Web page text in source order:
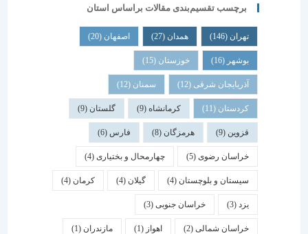
برچسب تقسیم‌بندی مقالات براساس استان
همدان اصفهان
خوزستان (15)
آذربایجان شرقی(12) سمنان
(11) کرمانشاه(9) گلستان
هرمزگان (8) فارس
خراسان رضوی(5) چهارمحال و بختیاری (4)
سیستان و بلوچستان(4) گیلان کرمان
خراسان جنوبی(3)
خراسان شمالی(2) اهواز مازندران (1)